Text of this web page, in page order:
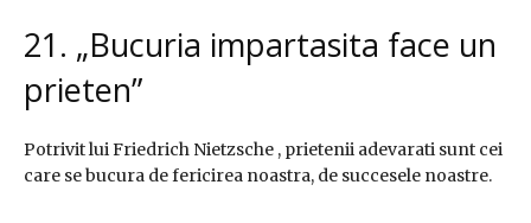
21. „Bucuria impartasita face un
prieten”
Potrivit lui Friedrich Nietzsche , prietenii adevarati sunt cei
care se bucura de fericirea noastra, de succesele noastre.